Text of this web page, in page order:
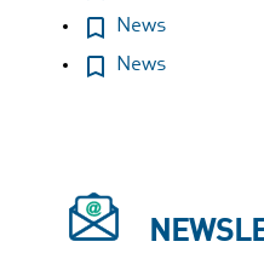
News
News